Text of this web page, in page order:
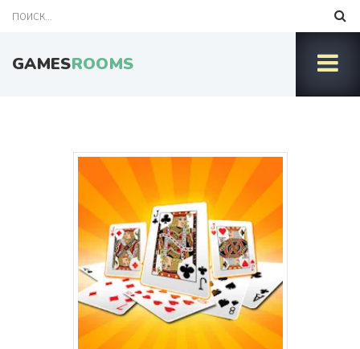
GAMESROOMS